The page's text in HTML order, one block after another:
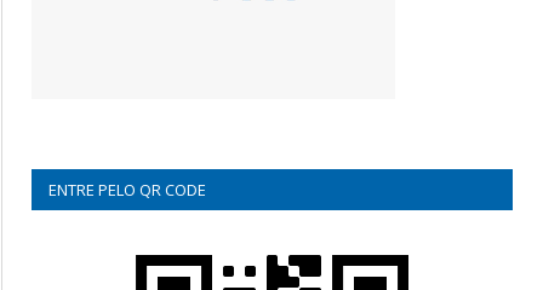
ENTRE PELO QR CODE